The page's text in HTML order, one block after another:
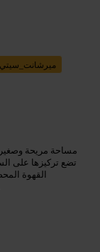
ميرشانت_سيتي
مساحة مريحة
تضع تركيزها على
القهوة